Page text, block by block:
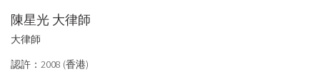
陳星光 大律師
大律師
認許：2008 (香港)